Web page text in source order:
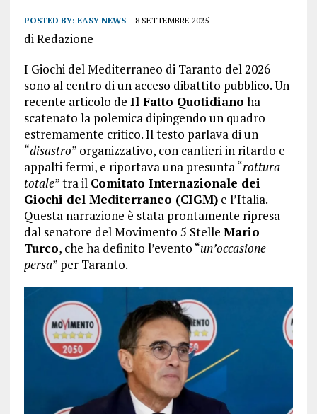
POSTED BY: EASY NEWS 8 SETTEMBRE 2025
di Redazione
I Giochi del Mediterraneo di Taranto del 2026
sono al centro di un acceso dibattito pubblico. Un
recente articolo de Il Fatto Quotidiano ha
scatenato la polemica dipingendo un quadro
estremamente critico. Il testo parlava di un
“disastro” organizzativo, con cantieri in ritardo e
appalti fermi, e riportava una presunta “rottura
totale” tra il Comitato Internazionale dei
Giochi del Mediterraneo (CIGM)e l’Italia.
Questa narrazione è stata prontamente ripresa
dal senatore del Movimento 5 Stelle Mario
Turco, che ha definito l’evento “un’occasione
persa” per Taranto.